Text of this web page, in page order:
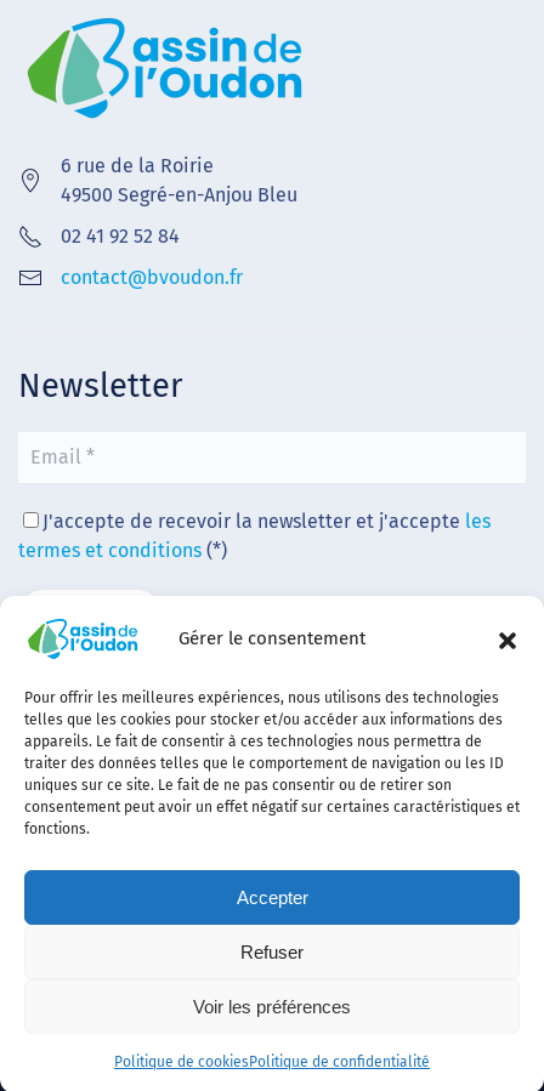
Gérer le consentement
Pour offrir les meilleures expériences, nous utilisons des technologies
telles que les cookies pour stocker et/ou accéder aux informations des
appareils. Le fait de consentir à ces technologies nous permettra de
traiter des données telles que le comportement de navigation ou les ID
uniques sur ce site. Le fait de ne pas consentir ou de retirer son
consentement peut avoir un effet négatif sur certaines caractéristiques et
fonctions.
Accepter
Refuser
Voir les préférences
Politique de cookies Politique de confidentialité
6 rue de la Roirie
49500 Segré-en-Anjou Bleu
02 41 92 52 84
contact@bvoudon.fr
Newsletter
J'accepte de recevoir la newsletter et j'accepte les
termes et conditions (*)
confidentialité